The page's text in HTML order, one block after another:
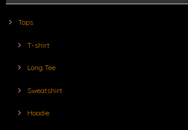
Tops
T-shirt
Long Tee
Sweatshirt
Hoodie